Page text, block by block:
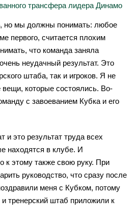
трансфера лидера Динамо
но мы должны понимать: любое
первого, считается плохим
что команда заняла
неудачный результат. Это
штаба, так и игроков. Я не
вещи, которые состоялись. Во-
с завоеванием Кубка и его
и это результат труда всех
находятся в клубе. И
к этому также свою руку. При
руководство, что сразу после
меня с Кубком, потому
и тренерский штаб приложили к